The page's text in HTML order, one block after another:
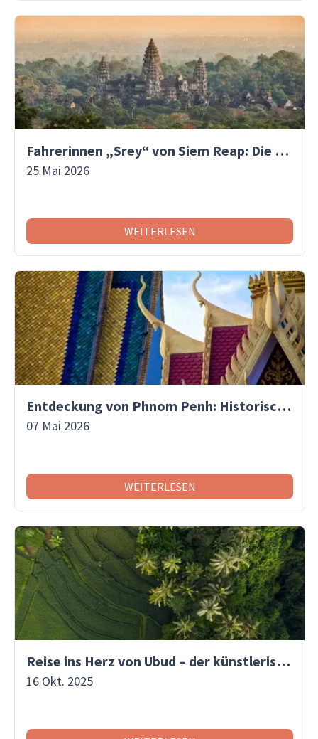
Fahrerinnen „Srey“ von Siem Reap: Die Frauen, die den Wandel in Kambodscha vorantreiben | Asiaventura
25 Mai 2026
WEITERLESEN
Entdeckung von Phnom Penh: Historische Stätten, Märkte und Abenteuer auf einer Insel
07 Mai 2026
WEITERLESEN
Reise ins Herz von Ubud – der künstlerischen und spirituellen Hauptstadt Balis
16 Okt. 2025